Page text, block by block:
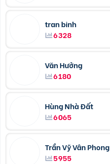
tran binh
6328
Văn Hưởng
6180
Hùng Nhà Đất
6065
Trần Vỹ Vân Phong
5955